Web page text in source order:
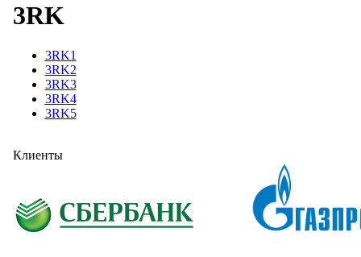
3RK
3RK1
3RK2
3RK3
3RK4
3RK5
Клиенты